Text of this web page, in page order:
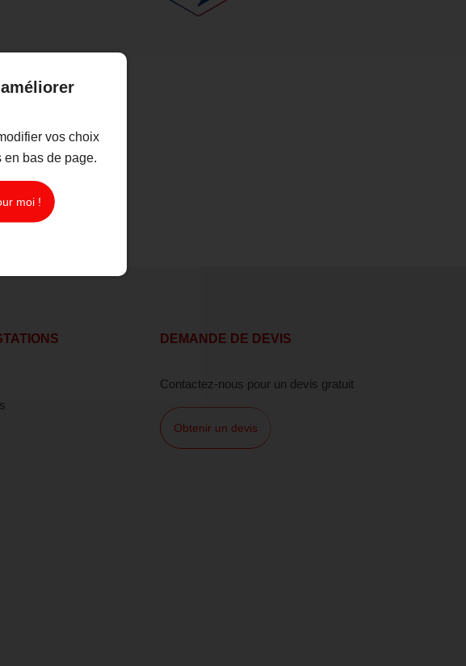
DEMANDE DE DEVIS
Contactez-nous pour un devis gratuit
Obtenir un devis
vos choix
bas de page.
moi !